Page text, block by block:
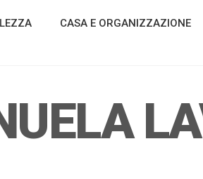
CASA E ORGANIZZAZIONE